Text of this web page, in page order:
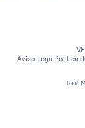
Real
Aviso LegalPolítica